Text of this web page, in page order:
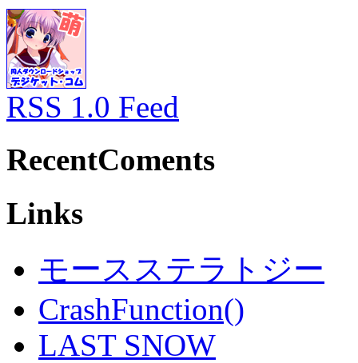
RSS 1.0 Feed
RecentComents
Links
モースステラトジー
CrashFunction()
LAST SNOW